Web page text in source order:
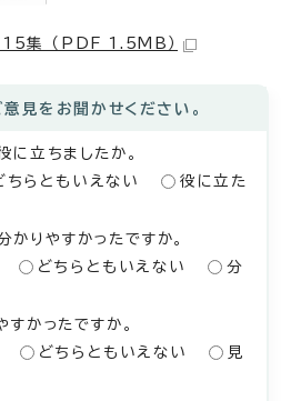
集 （PDF 1.5MB）
見をお聞かせください。
に立ちましたか。
ちらともいえない
役に立た
りやすかったですか。
どちらともいえない
分
かったですか。
どちらともいえない
見